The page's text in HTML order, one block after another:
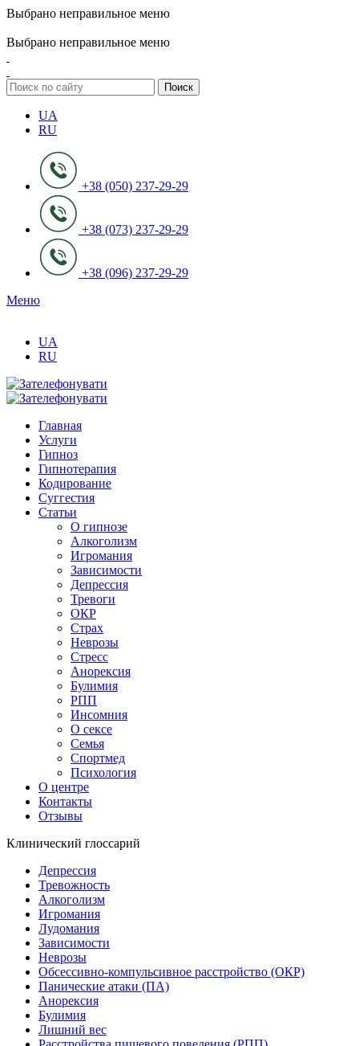
Выбрано неправильное меню
Выбрано неправильное меню
Поиск
UA
RU
+38 (050) 237-29-29
+38 (073) 237-29-29
+38 (096) 237-29-29
Меню
UA
RU
Главная
Услуги
Гипноз
Гипнотерапия
Кодирование
Суггестия
Статьи
О гипнозе
Алкоголизм
Игромания
Зависимости
Депрессия
Тревоги
ОКР
Страх
Неврозы
Стресс
Анорексия
Булимия
РПП
Инсомния
О сексе
Семья
Спортмед
Психология
О центре
Контакты
Отзывы
Клинический глоссарий
Депрессия
Тревожность
Алкоголизм
Игромания
Лудомания
Зависимости
Неврозы
Обсессивно-компульсивное расстройство (ОКР)
Панические атаки (ПА)
Анорексия
Булимия
Лишний вес